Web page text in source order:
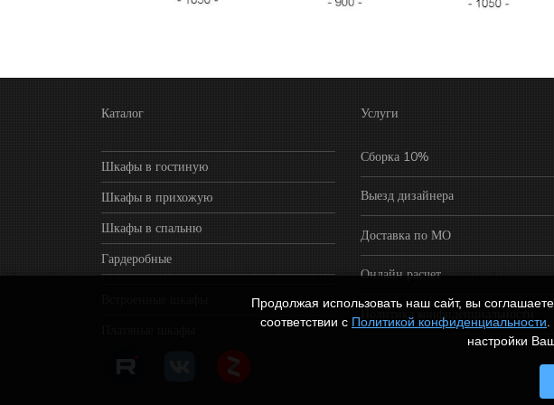
Каталог
Шкафы в гостиную
Шкафы в прихожую
Шкафы в спальню
Гардеробные
Услуги
Сборка 10%
Выезд дизайнера
Доставка по МО
Онлайн расчет
Политика конфиденциальности
Продолжая использовать наш сайт, вы
соответствии с Политикой конфиденциальности
настройки